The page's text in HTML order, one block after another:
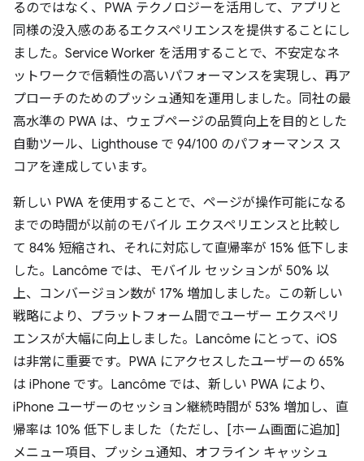
るのではなく、PWA テクノロジーを活用して、アプリと
同様の没入感のあるエクスペリエンスを提供することにし
ました。Service Worker を活用することで、不安定なネ
ットワークで信頼性の高いパフォーマンスを実現し、再ア
プローチのためのプッシュ通知を運用しました。同社の最
高水準の PWA は、ウェブページの品質向上を目的とした
自動ツール、Lighthouse で 94/100 のパフォーマンス ス
コアを達成しています。
新しい PWA を使用することで、ページが操作可能になる
までの時間が以前のモバイル エクスペリエンスと比較し
て 84% 短縮され、それに対応して直帰率が 15% 低下しま
した。Lancôme では、モバイル セッションが 50% 以
上、コンバージョン数が 17% 増加しました。この新しい
戦略により、プラットフォーム間でユーザー エクスペリ
エンスが大幅に向上しました。Lancôme にとって、iOS
は非常に重要です。PWA にアクセスしたユーザーの 65%
は iPhone です。Lancôme では、新しい PWA により、
iPhone ユーザーのセッション継続時間が 53% 増加し、直
帰率は 10% 低下しました（ただし、[ホーム画面に追加]
メニュー項目、プッシュ通知、オフライン キャッシュ